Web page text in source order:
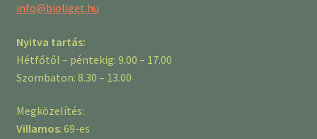
info@bioliget.hu
Nyitva tartás:
Hétfőtől – péntekig: 9.00 – 17.00
Szombaton: 8.30 – 13.00
Megközelítés:
Villamos: 69-es